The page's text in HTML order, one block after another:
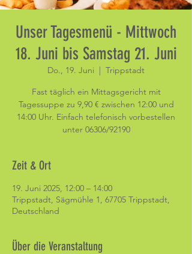
Unser Tagesmenü - Mittwoch
18. Juni bis Samstag 21. Juni
Do., 19. Juni
  |
Trippstadt
Fast täglich ein Mittagsgericht mit
Tagessuppe zu 9,90 € zwischen 12:00 und
14:00 Uhr. Einfach telefonisch vorbestellen
unter 06306/92190
Zeit & Ort
19. Juni 2025, 12:00 – 14:00
Trippstadt, Sägmühle 1, 67705 Trippstadt,
Deutschland
Über die Veranstaltung